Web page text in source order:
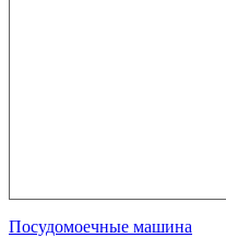
Посудомоечные машина